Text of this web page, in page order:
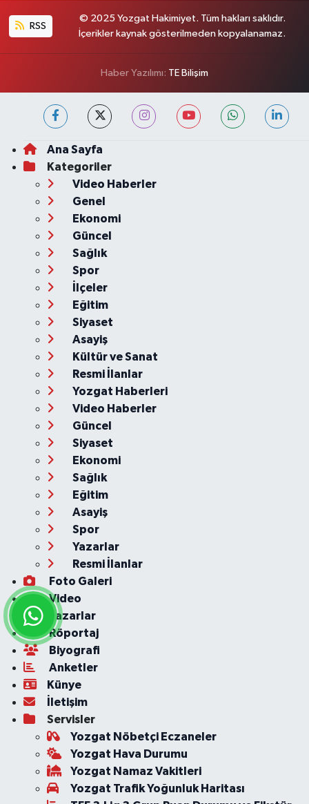
RSS
© 2025 Yozgat Hakimiyet. Tüm hakları saklıdır.
İçerikler kaynak gösterilmeden kopyalanamaz.
Haber Yazılımı: TE Bilişim
Ana Sayfa
Kategoriler
Video Haberler
Genel
Ekonomi
Güncel
Sağlık
Spor
İlçeler
Eğitim
Siyaset
Asayiş
Kültür ve Sanat
Resmi İlanlar
Yozgat Haberleri
Video Haberler
Güncel
Siyaset
Ekonomi
Sağlık
Eğitim
Asayiş
Spor
Yazarlar
Resmi İlanlar
Foto Galeri
Video
Yazarlar
Röportaj
Biyografi
Anketler
Künye
İletişim
Servisler
Yozgat Nöbetçi Eczaneler
Yozgat Hava Durumu
Yozgat Namaz Vakitleri
Yozgat Trafik Yoğunluk Haritası